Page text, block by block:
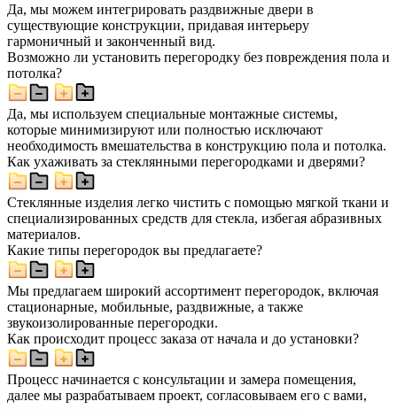
Да, мы можем интегрировать раздвижные двери в
существующие конструкции, придавая интерьеру
гармоничный и законченный вид.
Возможно ли установить перегородку без повреждения пола и
потолка?
Да, мы используем специальные монтажные системы,
которые минимизируют или полностью исключают
необходимость вмешательства в конструкцию пола и потолка.
Как ухаживать за стеклянными перегородками и дверями?
Стеклянные изделия легко чистить с помощью мягкой ткани и
специализированных средств для стекла, избегая абразивных
материалов.
Какие типы перегородок вы предлагаете?
Мы предлагаем широкий ассортимент перегородок, включая
стационарные, мобильные, раздвижные, а также
звукоизолированные перегородки.
Как происходит процесс заказа от начала и до установки?
Процесс начинается с консультации и замера помещения,
далее мы разрабатываем проект, согласовываем его с вами,